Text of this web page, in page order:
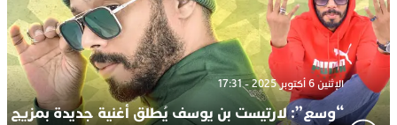
الإثنين 6 أكتوبر 2025 - 17:31
“وسع”: لارتيست بن يوسف يُطلق أغنية جديدة بمزيج